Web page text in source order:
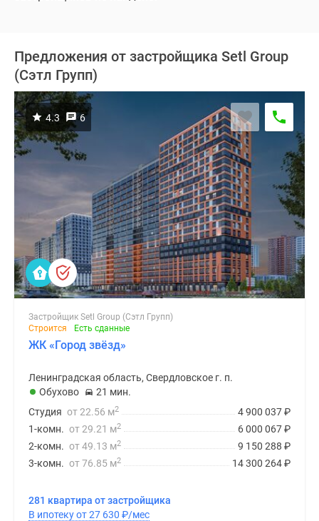
Предложения от застройщика Setl Group
(Сэтл Групп)
4.3 6
Застройщик Setl Group (Сэтл Групп)
Строится
Есть сданные
ЖК «Город звёзд»
Ленинградская область, Свердловское г. п.
Обухово
21 мин.
4 900 037₽
Студия от 22.56 м2
6 000 067₽
1-комн. от 29.21 м2
9 150 288 ₽
2-комн. от 49.13 м2
14 300 264₽
3-комн. от 76.85 м2
281 квартира от застройщика
В ипотеку от 27 630 ₽/мес